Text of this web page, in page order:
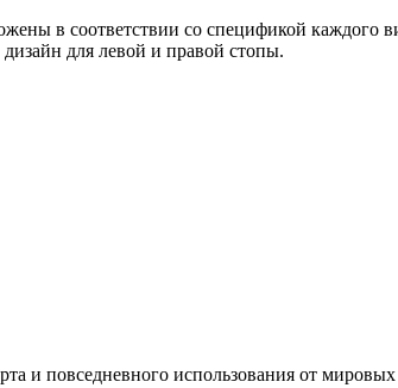
в соответствии со спецификой каждого
для левой и правой стопы.
и повседневного использования от